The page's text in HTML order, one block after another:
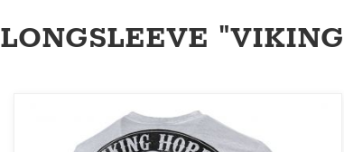
LONGSLEEVE